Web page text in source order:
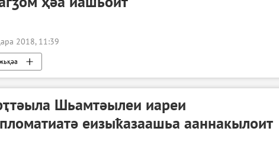
2018, 11:39
Шьамтәылеи иареи
еизыҟазаашьа ааннакылоит